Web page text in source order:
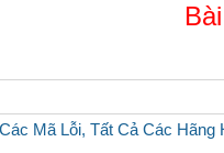
Mã Lỗi, Tất Cả Các Hãng